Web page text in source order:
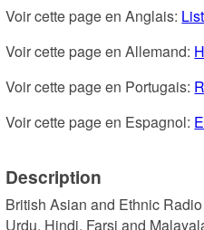
Voir cette page en Anglais:
Voir cette page en Allemand:
Voir cette page en Portugais:
Voir cette page en Espagnol:
Description
British Asian and Ethnic
Urdu, Hindi, Farsi and